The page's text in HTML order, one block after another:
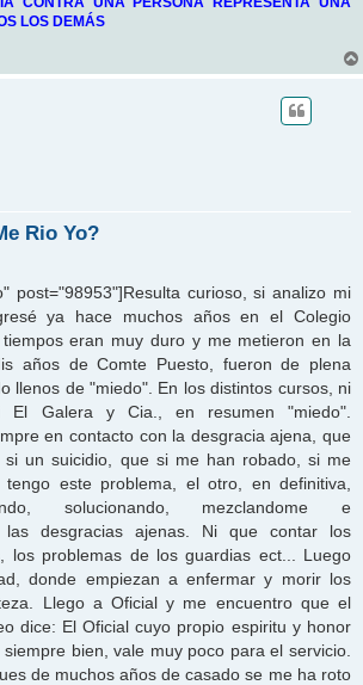
LOS DEMÁS
Rio Yo?
post="98953"]Resulta curioso, si analizo mi
ya hace muchos años en el Colegio
eran muy duro y me metieron en la
años de Comte Puesto, fueron de plena
llenos de "miedo". En los distintos cursos, ni
Galera y Cia., en resumen "miedo".
en contacto con la desgracia ajena, que
si un suicidio, que si me han robado, si me
este problema, el otro, en definitiva,
solucionando, mezclandome e
las desgracias ajenas. Ni que contar los
los problemas de los guardias ect... Luego
donde empiezan a enfermar y morir los
Llego a Oficial y me encuentro que el
dice: El Oficial cuyo propio espiritu y honor
bien, vale muy poco para el servicio.
de muchos años de casado se me ha roto